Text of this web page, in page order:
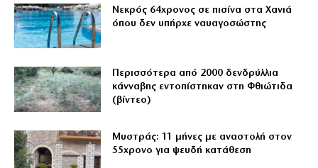
Νεκρός 64χρονος σε πισίνα στα Χανιά
όπου δεν υπήρχε ναυαγοσώστης
Περισσότερα από 2000 δενδρύλλια
κάνναβης εντοπίστηκαν στη Φθιώτιδα
(βίντεο)
Μυστράς: 11 μήνες με αναστολή στον
55χρονο για ψευδή κατάθεση